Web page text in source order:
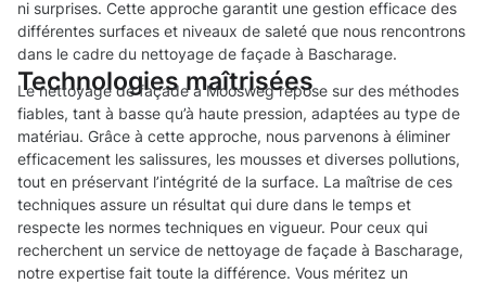
ni surprises. Cette approche garantit une gestion efficace des
différentes surfaces et niveaux de saleté que nous rencontrons
dans le cadre du nettoyage de façade à Bascharage.
Technologies maîtrisées
Le nettoyage de façade à Moosweg repose sur des méthodes
fiables, tant à basse qu’à haute pression, adaptées au type de
matériau. Grâce à cette approche, nous parvenons à éliminer
efficacement les salissures, les mousses et diverses pollutions,
tout en préservant l’intégrité de la surface. La maîtrise de ces
techniques assure un résultat qui dure dans le temps et
respecte les normes techniques en vigueur. Pour ceux qui
recherchent un service de nettoyage de façade à Bascharage,
notre expertise fait toute la différence. Vous méritez un